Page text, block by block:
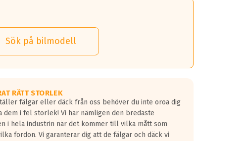
Sök på bilmodell
RÄTT STORLEK
fälgar eller däck från oss behöver du inte oroa dig
dem i fel storlek! Vi har nämligen den bredaste
i hela industrin när det kommer till vilka mått som
fordon. Vi garanterar dig att de fälgar och däck vi